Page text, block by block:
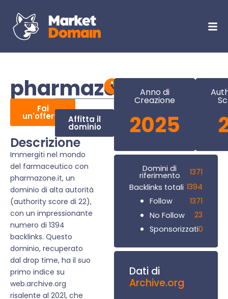
pharmazone.it
Fai
un'offerta Affitta il
dominio
Descrizione
Immergiti nel mondo
del farmaceutico con
pharmazone.it, un
dominio di alta autorità
(authority score di 22),
con un impressionante
numero di 1394
backlinks. Questo
dominio, recuperato
dal drop time, ha il suo
primo indice su
web.archive.org
risalente al 2021, che
Anno di
Creazione
2025
Domini di
riferimento
1371
Backlinks totali 1394
Follow
1371
No Follow
23
Sponsorizzati0
Dati di
Archive.org